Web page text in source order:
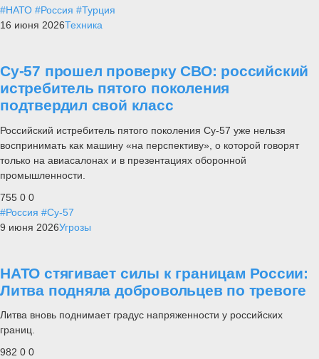
#НАТО #Россия #Турция
16 июня 2026Техника
Су-57 прошел проверку СВО: российский
истребитель пятого поколения
подтвердил свой класс
Российский истребитель пятого поколения Су-57 уже нельзя
воспринимать как машину «на перспективу», о которой говорят
только на авиасалонах и в презентациях оборонной
промышленности.
755 0 0
#Россия #Су-57
9 июня 2026Угрозы
НАТО стягивает силы к границам России:
Литва подняла добровольцев по тревоге
Литва вновь поднимает градус напряженности у российских
границ.
982 0 0